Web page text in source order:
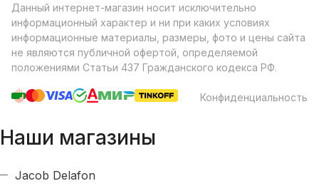
Данный интернет-магазин носит исключительно
информационный характер и ни при каких условиях
информационные материалы, размеры, фото и цены сайта
не являются публичной офертой, определяемой
положениями Статьи 437 Гражданского кодекса РФ.
Конфиденциальность
Наши магазины
Jacob Delafon